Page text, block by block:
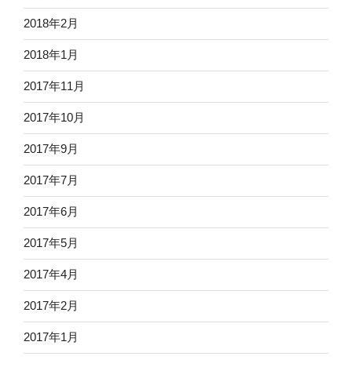
2018年2月
2018年1月
2017年11月
2017年10月
2017年9月
2017年7月
2017年6月
2017年5月
2017年4月
2017年2月
2017年1月